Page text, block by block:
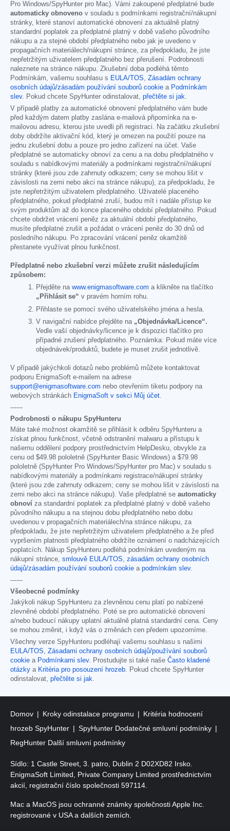
Pro Windows/SpyHunter pro Mac). Vámi zakoupené předplatné bude
automaticky obnoveno v souladu s podmínkami registrační/nákupní
stránky, které stanoví automatické obnovení za aktuálně platný
standardní poplatek za předplatné platný v době vašeho původního
nákupu a za stejné období předplatného nebo jak je uvedeno v
propagačních materiálech/nákupní stránce, za předpokladu, že jste
nepřetržitým uživatelem předplatného bez přerušení. Podrobnosti
naleznete na stránce nákupu. Zkušební doba podléhá těmto
Podmínkám, vašemu souhlasu s EULA/TOS, Zásadám ochrany
osobních údajů/zásadám používání souborů cookie a Podmínkám
slev. Pokud chcete SpyHunter odinstalovat, přečtěte si jak.
V případě platby za automatické obnovení předplatného vám bude
před každým datem platby zaslána e-mailová připomínka na e-
mailovou adresu, kterou jste uvedli při registraci. Na začátku zkušební
doby obdržíte aktivační kód, který je omezen na použití pouze na
jednu zkušební dobu a pouze pro jedno zařízení na účet. Vaše
předplatné se automaticky obnoví za cenu a na dobu předplatného v
souladu s nabídkovými materiály a podmínkami registrační/nákupní
stránky (které jsou zde zahrnuty odkazem; ceny se mohou lišit v
závislosti na zemi nebo akci na stránce nákupu), za předpokladu, že
jste nepřetržitým uživatelem předplatného. Uživatelé placeného
předplatného, pokud předplatné zruší, budou mít i nadále přístup ke
svým produktům až do konce placeného období předplatného. Pokud
chcete obdržet vrácení peněz za aktuální období předplatného,
musíte předplatné zrušit a požádat o vrácení peněz do 30 dnů od
posledního nákupu. Po zpracování vrácení peněz okamžitě
přestanete využívat plnou funkčnost.
Předplatné nebo zkušební verzi můžete zrušit následujícím
způsobem:
Přejděte na www.enigmasoftware.com a klikněte na tlačítko
„Přihlásit se“ v pravém horním rohu.
Přihlaste se pomocí svého uživatelského jména a hesla.
V navigační nabídce přejděte na „Objednávka/Licence“.
Vedle vaší objednávky/licence je k dispozici tlačítko pro
případné zrušení předplatného. Poznámka: Pokud máte více
objednávek/produktů, budete je muset zrušit jednotlivě.
V případě jakýchkoli dotazů nebo problémů můžete kontaktovat
podporu EnigmaSoft e-mailem na adrese
support@enigmasoftware.com nebo otevřením tiketu podpory na
webových stránkách EnigmaSoft v sekci Můj účet.
------
Podrobnosti o nákupu SpyHunteru
Máte také možnost okamžitě se přihlásit k odběru SpyHunteru a
získat plnou funkčnost, včetně odstranění malwaru a přístupu k
našemu oddělení podpory prostřednictvím HelpDesku, obvykle za
cenu od $49.98 pololetně (SpyHunter Basic Windows) a $79.98
pololetně (SpyHunter Pro Windows/SpyHunter pro Mac) v souladu s
nabídkovými materiály a podmínkami registrace/nákupní stránky
(které jsou zde zahrnuty odkazem; ceny se mohou lišit v závislosti na
zemi nebo akci na stránce nákupu). Vaše předplatné se automaticky
obnoví za standardní poplatek za předplatné platný v době vašeho
původního nákupu a na stejnou dobu předplatného nebo dobu
uvedenou v propagačních materiálech/na stránce nákupu, za
předpokladu, že jste nepřetržitým uživatelem předplatného a že před
vypršením platnosti předplatného obdržíte oznámení o nadcházejících
poplatcích. Nákup SpyHunteru podléhá podmínkám uvedeným na
nákupní stránce, smlouvě EULA/TOS, zásadám ochrany osobních
údajů/zásadám používání souborů cookie a podmínkám slev.
------
Všeobecné podmínky
Jakýkoli nákup SpyHunteru za zlevněnou cenu platí po nabízené
zlevněné období předplatného. Poté se pro automatické obnovení
a/nebo budoucí nákupy uplatní aktuálně platná standardní cena. Ceny
se mohou změnit, i když vás o změnách cen předem upozorníme.
Všechny verze SpyHunteru podléhají vašemu souhlasu s našimi
EULA/TOS, Zásadami ochrany osobních údajů/používání souborů
cookie a Podmínkami slev. Prostudujte si také naše Často kladené
otázky a Kritéria pro posouzení hrozeb. Pokud chcete SpyHunter
odinstalovat, přečtěte si jak.
Domov Kroky odinstalace programu
Kritéria hodnocení
hrozeb SpyHunter
SpyHunter Dodatečné smluvní podmínky
RegHunter Další smluvní podmínky
Sídlo: 1 Castle Street, 3. patro, Dublin 2 D02XD82 Irsko.
EnigmaSoft Limited, Private Company Limited prostřednictvím
akcií, registrační číslo společnosti 597114.
Mac a MacOS jsou ochranné známky společnosti Apple Inc.
registrované v USA a dalších zemích.